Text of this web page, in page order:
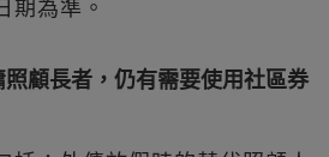
期為準。
顧長者，仍有需要使用社區券